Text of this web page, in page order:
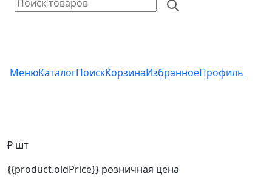
МенюКаталогПоискКорзинаИзбранноеПрофиль
₽ шт
{{product.oldPrice}} розничная цена